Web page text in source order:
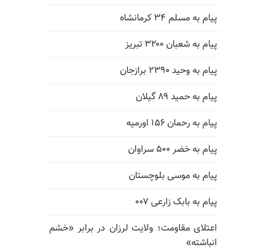
پیام به مسلم ۳۴ کرمانشاه
پیام به شعبان ۳۲۰۰ تبریز
پیام به وحید ۲۳۹۰ برازجان
پیام به حمید ۸۹ گیلان
پیام به رحمان ۱۵۶ اورمیه
پیام به خضر ۵۰۰ سراوان
پیام به موسی بلوچستان
پیام به بابک زارعی ۰۰۷
اعتلای مقاومت؛ ولایت لرزان در برابر «خشم
انباشته»